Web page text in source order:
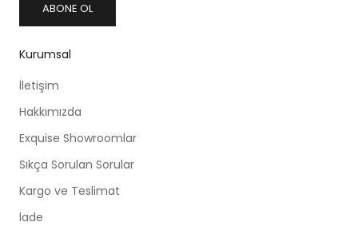
ABONE OL
Kurumsal
İletişim
Hakkımızda
Exquise Showroomlar
Sıkça Sorulan Sorular
Kargo ve Teslimat
İade